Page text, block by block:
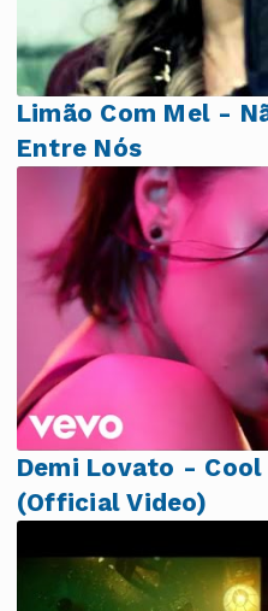
Limão Com Mel -
Entre Nós
Demi Lovato -
(Official Video)